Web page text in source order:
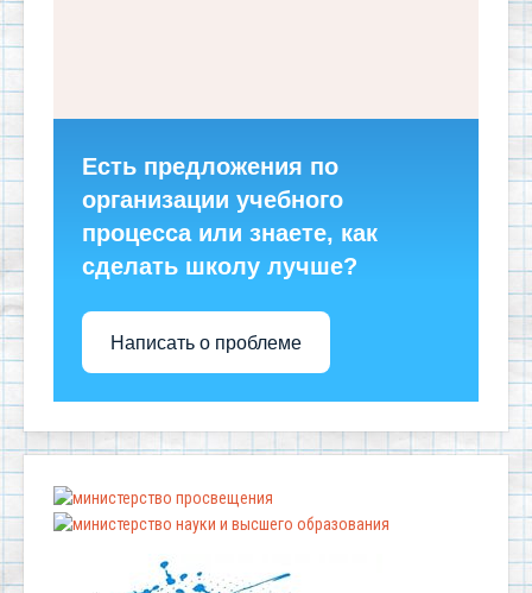
Есть предложения по
организации учебного
процесса или знаете, как
сделать школу лучше?
Написать о проблеме